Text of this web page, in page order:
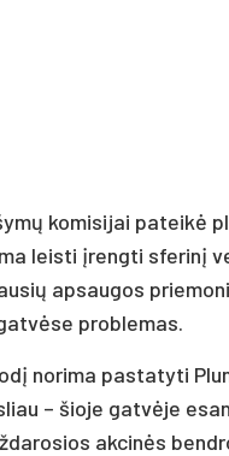
komisijai pateikė
leisti įrengti sferinį
apsaugos
problemas.
norima pastatyti
– šioje gatvėje
akcinės